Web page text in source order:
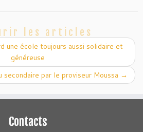
les articles
une école toujours aussi solidaire et
généreuse
secondaire par le proviseur Moussa →
Contacts